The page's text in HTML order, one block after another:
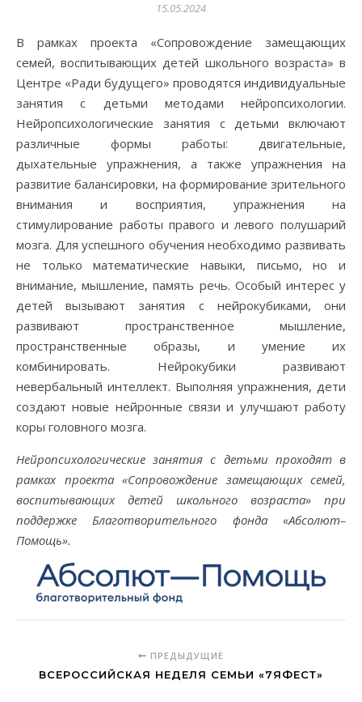
15.05.2024
В рамках проекта «Сопровождение замещающих
семей, воспитывающих детей школьного возраста» в
Центре «Ради будущего» проводятся индивидуальные
занятия с детьми методами нейропсихологии.
Нейропсихологические занятия с детьми включают
различные формы работы: двигательные,
дыхательные упражнения, а также упражнения на
развитие балансировки, на формирование зрительного
внимания и восприятия, упражнения на
стимулирование работы правого и левого полушарий
мозга. Для успешного обучения необходимо развивать
не только математические навыки, письмо, но и
внимание, мышление, память речь. Особый интерес у
детей вызывают занятия с нейрокубиками, они
развивают пространственное мышление,
пространственные образы, и умение их
комбинировать. Нейрокубики развивают
невербальный интеллект. Выполняя упражнения, дети
создают новые нейронные связи и улучшают работу
коры головного мозга.
Нейропсихологические занятия с детьми проходят в
рамках проекта «Сопровождение замещающих семей,
воспитывающих детей школьного возраста» при
поддержке Благотворительного фонда «Абсолют–
Помощь».
ПРЕДЫДУЩИЕ
ВСЕРОССИЙСКАЯ НЕДЕЛЯ СЕМЬИ «7ЯФЕСТ»